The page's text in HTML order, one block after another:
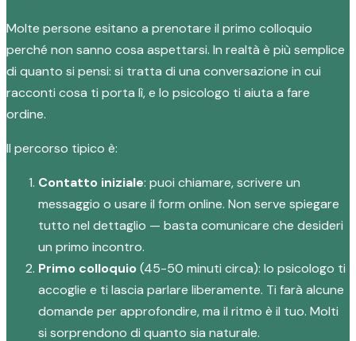
Molte persone esitano a prenotare il primo colloquio
perché non sanno cosa aspettarsi. In realtà è più semplice
di quanto si pensi: si tratta di una conversazione in cui
racconti cosa ti porta lì, e lo psicologo ti aiuta a fare
ordine.
Il percorso tipico è:
Contatto iniziale: puoi chiamare, scrivere un
messaggio o usare il form online. Non serve spiegare
tutto nel dettaglio — basta comunicare che desideri
un primo incontro.
Primo colloquio(45-50 minuti circa): lo psicologo ti
accoglie e ti lascia parlare liberamente. Ti farà alcune
domande per approfondire, ma il ritmo è il tuo. Molti
si sorprendono di quanto sia naturale.